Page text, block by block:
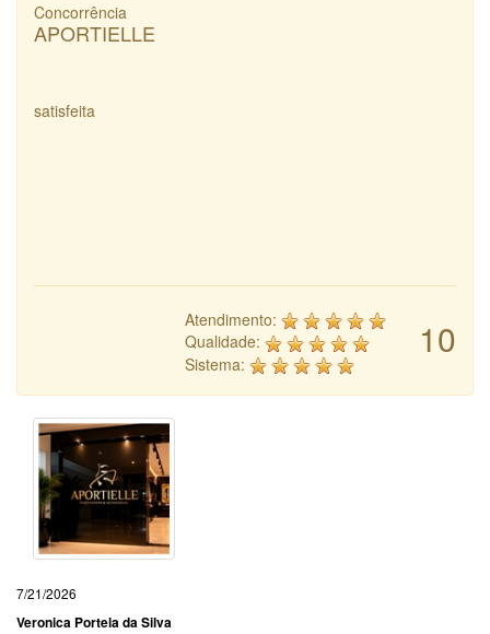
Concorrência
APORTIELLE
satisfeita
10
Atendimento:
Qualidade:
Sistema:
7/21/2026
Veronica Portela da Silva